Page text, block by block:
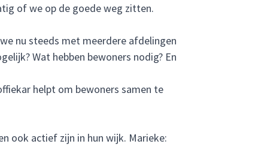
of we op de goede weg zitten.
nu steeds met meerdere afdelingen
Wat hebben bewoners nodig? En
helpt om bewoners samen te
ook actief zijn in hun wijk. Marieke: